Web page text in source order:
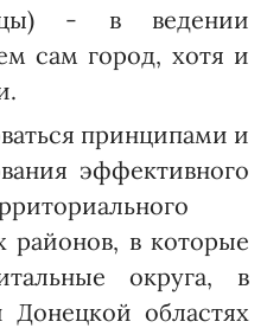
- в ведении
сам город, хотя и
принципами и
эффективного
районов, в которые
округа, в
Донецкой областях